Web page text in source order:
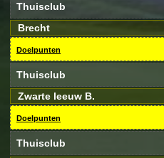
Thuisclub
Brecht
Doelpunten
Thuisclub
Zwarte leeuw B.
Doelpunten
Thuisclub